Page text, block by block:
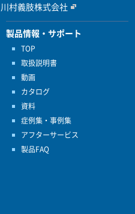
川村義肢株式会社
製品情報・サポート
TOP
取扱説明書
動画
カタログ
資料
症例集・事例集
アフターサービス
製品FAQ